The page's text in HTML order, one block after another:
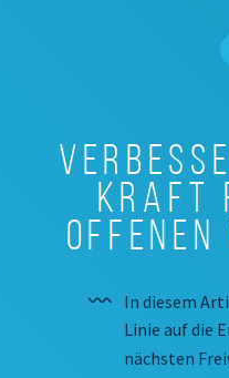
Kraft
offenen
In diesem
Linie auf die
nächsten